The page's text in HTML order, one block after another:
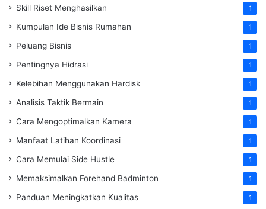
Skill Riset Menghasilkan 1
Kumpulan Ide Bisnis Rumahan 1
Peluang Bisnis 1
Pentingnya Hidrasi 1
Kelebihan Menggunakan Hardisk 1
Analisis Taktik Bermain 1
Cara Mengoptimalkan Kamera 1
Manfaat Latihan Koordinasi 1
Cara Memulai Side Hustle 1
Memaksimalkan Forehand Badminton 1
Panduan Meningkatkan Kualitas 1